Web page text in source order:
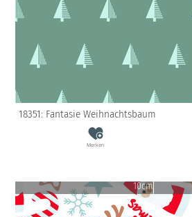
18351: Fantasie Weihnachtsbaum
Merken
10cm